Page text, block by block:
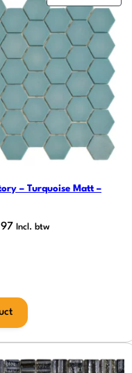
IN
DE
– Turquoise Matt –
Huidige
Incl. btw